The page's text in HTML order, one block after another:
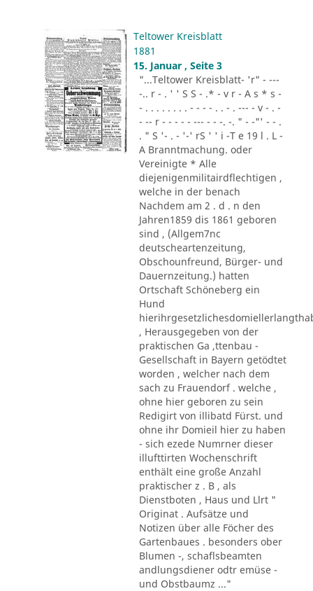
Teltower Kreisblatt
1881
15. Januar , Seite 3
"...Teltower Kreisblatt- 'r" - ---
-.. r - . ' ' S S - .* - v r - A s * s -
- . . . . . . . . - - - - . . - . --- - v - . -
- -- r - - - - - --- - - -. -. " - -"' - - .
. " S '- . - '-' rS ' ' i -T e 19 l . L -
A Branntmachung. oder
Vereinigte * Alle
diejenigenmilitairdflechtigen ,
welche in der benach
Nachdem am 2 . d . n den
Jahren1859 dis 1861 geboren
sind , (Allgem7nc
deutscheartenzeitung,
Obschounfreund, Bürger- und
Dauernzeitung.) hatten
Ortschaft Schöneberg ein
Hund
, Herausgegeben von der
praktischen Ga ,ttenbau -
Gesellschaft in Bayern getödtet
worden , welcher nach dem
sach zu Frauendorf . welche ,
ohne hier geboren zu sein
Redigirt von illibatd Fürst. und
ohne ihr Domieil hier zu haben
- sich ezede Numrner dieser
illufttirten Wochenschrift
enthält eine große Anzahl
praktischer z . B , als
Dienstboten , Haus und Llrt "
Originat . Aufsätze und
Notizen über alle Föcher des
Gartenbaues . besonders ober
Blumen -, schaflsbeamten
andlungsdiener odtr emüse -
und Obstbaumz ..."